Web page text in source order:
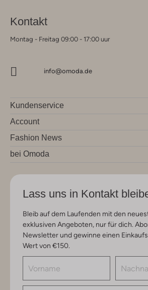
Kontakt
Montag - Freitag 09:00 - 17:00 uur
info@omoda.de
Kundenservice
Account
Fashion News
bei Omoda
Lass uns in Kontakt
Bleib auf dem Laufenden mit den
exklusiven Angeboten, nur für dich.
Newsletter und gewinne einen
Wert von €150.